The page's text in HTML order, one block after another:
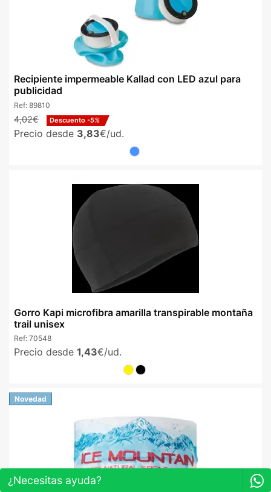
Recipiente impermeable Kallad con LED azul para
publicidad
Ref: 89810
4,02€ Descuento -5%
Precio desde 3,83€/ud.
Gorro Kapi microfibra amarilla transpirable montaña
trail unisex
Ref: 70548
Precio desde 1,43€/ud.
Novedad
¿Necesitas ayuda?